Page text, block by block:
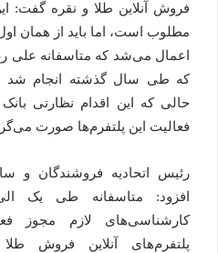
فروش آنلاین طلا و نقره گفت:
مطلوب است، اما باید از همان
اعمال می‌شد که متاسفانه علی
که طی سال گذشته انجام شد
حالی که این اقدام نظارتی
فعالیت این پلتفرم‌ها صورت
رئیس اتحادیه فروشندگان و
افزود: متاسفانه طی یک
کارشناسی‌های لازم مجوز
پلتفرم‌های آنلاین فروش